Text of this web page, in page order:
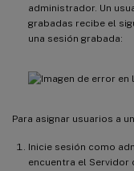
administrador. Un
grabadas recibe el
una sesión grabada:
Para asignar usuarios a
Inicie sesión como
encuentra el Servidor